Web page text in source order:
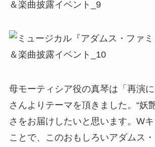
母モーティシア役の真琴は「再演
さんよりテーマを頂きました。“妖
さをお届けしたいと思います。W
ことで、このおもしろいアダムス